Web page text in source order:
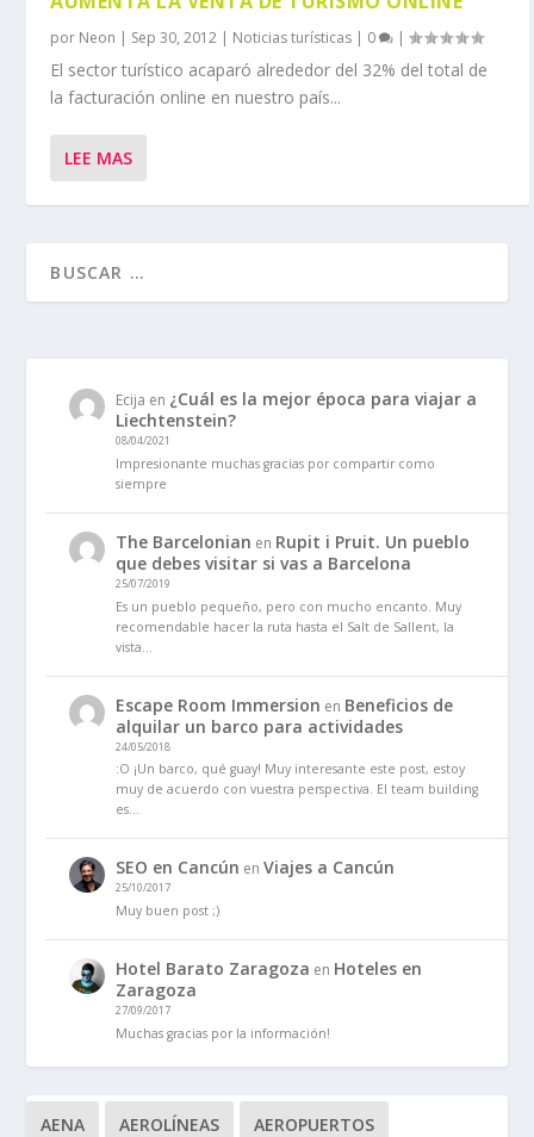
por Neon | Sep 30, 2012 | Noticias turísticas | 0 |
El sector turístico acaparó alrededor del 32% del total de
la facturación online en nuestro país...
LEE MAS
Ecija en ¿Cuál es la mejor época para viajar a
Liechtenstein?
08/04/2021
Impresionante muchas gracias por compartir como
siempre
The Barcelonian en Rupit i Pruit. Un pueblo
que debes visitar si vas a Barcelona
25/07/2019
Es un pueblo pequeño, pero con mucho encanto. Muy
recomendable hacer la ruta hasta el Salt de Sallent, la
vista…
Escape Room Immersion en Beneficios de
alquilar un barco para actividades
24/05/2018
:O ¡Un barco, qué guay! Muy interesante este post, estoy
muy de acuerdo con vuestra perspectiva. El team building
es…
SEO en Cancún enViajes a Cancún
25/10/2017
Muy buen post ;)
Hotel Barato Zaragoza en Hoteles en
Zaragoza
27/09/2017
Muchas gracias por la información!
AENA AEROLÍNEAS AEROPUERTOS